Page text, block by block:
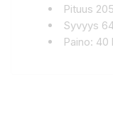
Pituus
Syvyys
Paino: 40